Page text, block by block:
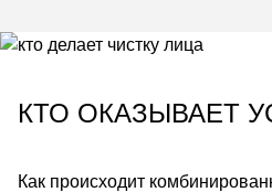
КТО ОКАЗЫВАЕТ
Как происходит